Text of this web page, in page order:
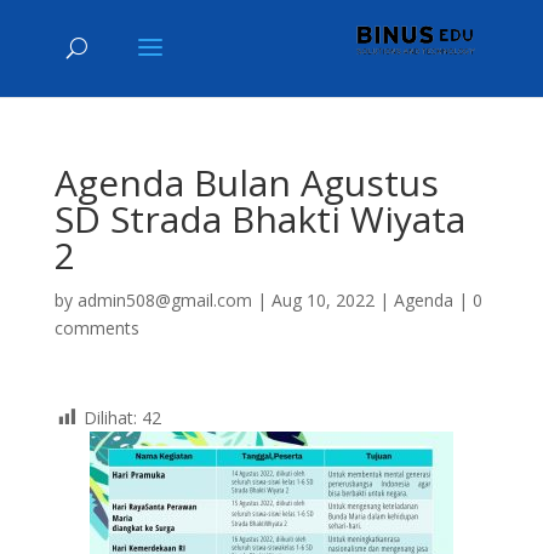
Agenda Bulan Agustus
SD Strada Bhakti Wiyata
2
by admin508@gmail.com | Aug 10, 2022| Agenda | 0
comments
Dilihat: 42